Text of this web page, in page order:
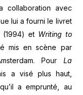
collaboration avec
lui a fourni le livret
(1994) et Writing to
mis en scène par
Pour La
a visé plus haut,
a emprunté, au